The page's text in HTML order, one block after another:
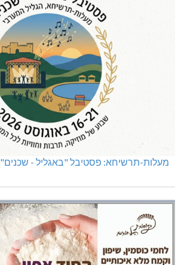
מעלות-תרשיחא: פסטיבל "באגליל - שכנים"